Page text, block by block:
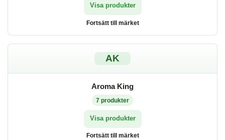
Visa produkter
Fortsätt till märket
AK
Aroma King
7 produkter
Visa produkter
Fortsätt till märket